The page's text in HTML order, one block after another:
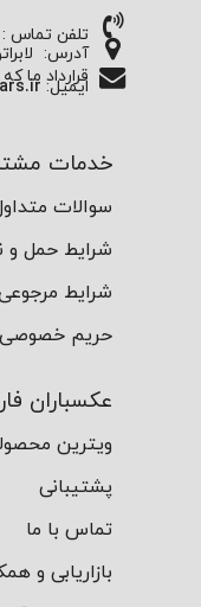
تلفن تماس : 09177014600
آدرس:
قرارداد ما
ایمیل:
خدمات
سوالات
شرایط حمل و
شرایط مرجوعی
حریم خصوصی
عکسباران
ویترین
پشتیبانی
تماس با ما
بازاریابی و